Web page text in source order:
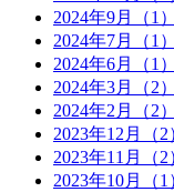
2024年9月（1）
2024年7月（1）
2024年6月（1）
2024年3月（2）
2024年2月（2）
2023年12月（2
2023年11月（2
2023年10月（1